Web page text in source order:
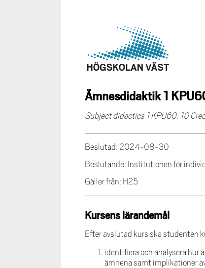
Ämnesdidaktik 1
Subject didactics 1 KPU60, 10
Beslutad: 2024-08-30
Beslutande: Institutionen för
Gäller från: H25
Kursens lärandemål
Efter avslutad kurs ska studenten
identifiera och analysera hur
ämnena samt implikationer